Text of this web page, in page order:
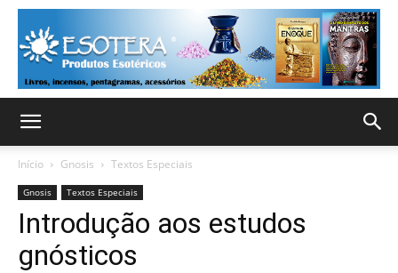
Início Gnosis Textos Especiais
Gnosis Textos Especiais
Introdução aos estudos
gnósticos